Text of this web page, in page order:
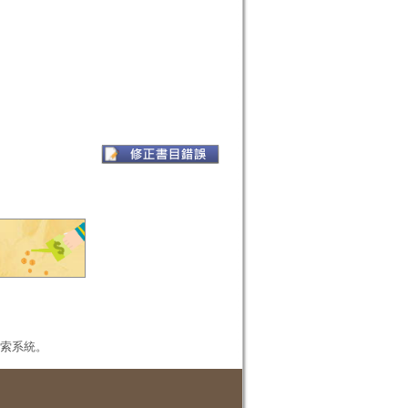
系統。